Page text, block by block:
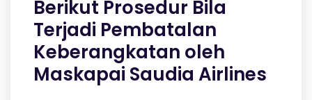
Berikut Prosedur Bila
Terjadi Pembatalan
Keberangkatan oleh
Maskapai Saudia Airlines